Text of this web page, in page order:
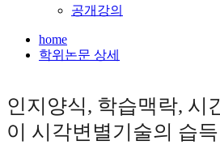
공개강의
home
학위논문 상세
인지양식, 학습맥락, 시
이 시각변별기술의 습득